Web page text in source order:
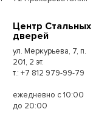
Центр Стальных
дверей
ул. Меркурьева, 7, п.
201, 2 эт.
т.: +7 812 979-99-79
ежедневно с 10:00
до 20:00